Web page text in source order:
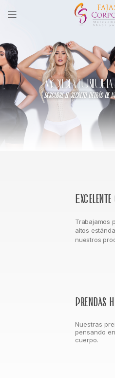
MOLDEA TU
descubre el secreto detrás de
Trabajamos
altos
nuestros
Prendas
Nuestras
pensando
cuerpo.